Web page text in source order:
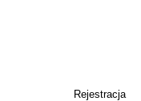
Rejestracja